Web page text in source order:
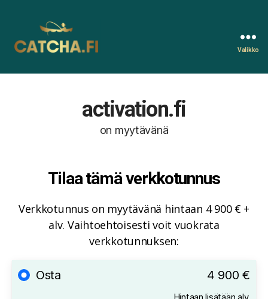
Valikko
activation.fi
on myytävänä
Tilaa tämä verkkotunnus
Verkkotunnus on myytävänä hintaan 4 900 € +
alv. Vaihtoehtoisesti voit vuokrata
verkkotunnuksen:
Osta 4 900 €